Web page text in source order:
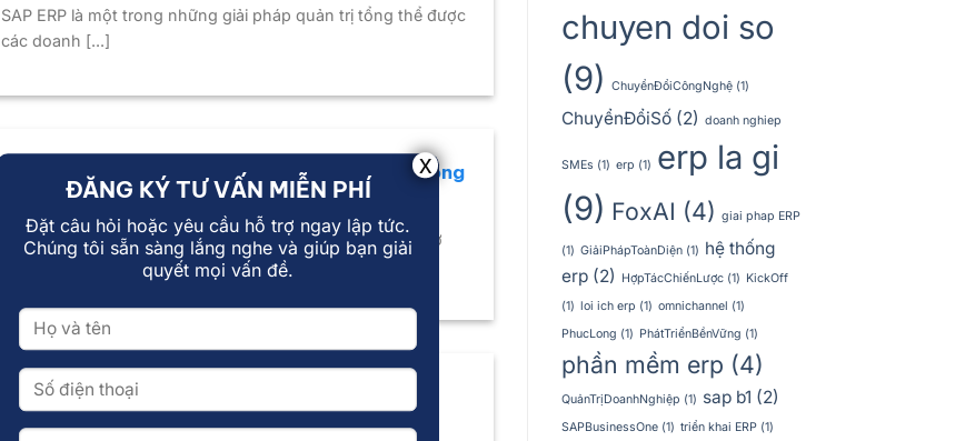
SAP ERP là một trong những giải pháp quản trị tổng thể được
các doanh [...]
SAP ERP là gì? Ứng dụng hệ thống SAP ERP trong
doanh nghiệp
Ngày nay, việc quản trị doanh nghiệp không chỉ dừng lại ở
việc “vận hành [...]
SAP Business One là gì? Ứng dụng của SAP B1
trong doanh nghiệp
chuyen doi so
(9)
ChuyểnĐổiCôngNghệ(1)
ChuyểnĐổiSố(2) doanh nghiep
SMEs (1) erp (1) erp la gi
(9) FoxAI (4) giai phap ERP
(1) GiảiPhápToànDiện(1) hệ thống
erp(2) HợpTácChiếnLược(1) KickOff
(1) loi ich erp (1) omnichannel (1)
PhucLong (1) PhátTriểnBềnVững (1)
phần mềm erp (4)
QuảnTrịDoanhNghiệp (1) sap b1 (2)
SAPBusinessOne(1) triển khai ERP(1)
ĐĂNG KÝ TƯ VẤN MIỄN PHÍ
Đặt câu hỏi hoặc yêu cầu hỗ trợ ngay lập tức.
Chúng tôi sẵn sàng lắng nghe và giúp bạn giải
quyết mọi vấn đề.